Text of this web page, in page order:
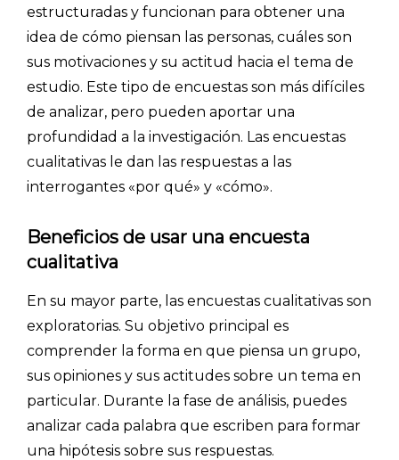
estructuradas y funcionan para obtener una
idea de cómo piensan las personas, cuáles son
sus motivaciones y su actitud hacia el tema de
estudio. Este tipo de encuestas son más difíciles
de analizar, pero pueden aportar una
profundidad a la investigación. Las encuestas
cualitativas le dan las respuestas a las
interrogantes «por qué» y «cómo».
Beneficios de usar una encuesta
cualitativa
En su mayor parte, las encuestas cualitativas son
exploratorias. Su objetivo principal es
comprender la forma en que piensa un grupo,
sus opiniones y sus actitudes sobre un tema en
particular. Durante la fase de análisis, puedes
analizar cada palabra que escriben para formar
una hipótesis sobre sus respuestas.